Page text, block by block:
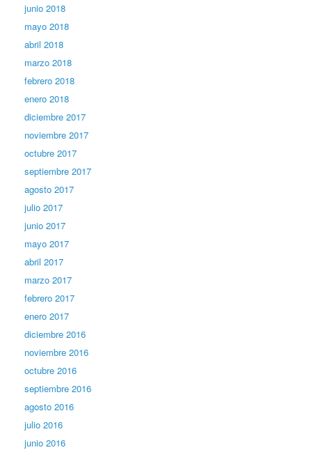
junio 2018
mayo 2018
abril 2018
marzo 2018
febrero 2018
enero 2018
diciembre 2017
noviembre 2017
octubre 2017
septiembre 2017
agosto 2017
julio 2017
junio 2017
mayo 2017
abril 2017
marzo 2017
febrero 2017
enero 2017
diciembre 2016
noviembre 2016
octubre 2016
septiembre 2016
agosto 2016
julio 2016
junio 2016